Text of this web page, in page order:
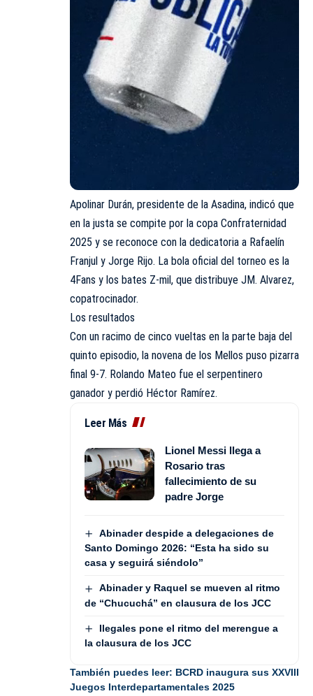
Apolinar Durán, presidente de la Asadina, indicó que
en la justa se compite por la copa Confraternidad
2025 y se reconoce con la dedicatoria a Rafaelín
Franjul y Jorge Rijo. La bola oficial del torneo es la
4Fans y los bates Z-mil, que distribuye JM. Alvarez,
copatrocinador.
Los resultados
Con un racimo de cinco vueltas en la parte baja del
quinto episodio, la novena de los Mellos puso pizarra
final 9-7. Rolando Mateo fue el serpentinero
ganador y perdió Héctor Ramírez.
Leer Más
Lionel Messi llega a
Rosario tras
fallecimiento de su
padre Jorge
Abinader despide a delegaciones de
Santo Domingo 2026: “Esta ha sido su
casa y seguirá siéndolo”
Abinader y Raquel se mueven al ritmo
de “Chucuchá” en clausura de los JCC
Ilegales pone el ritmo del merengue a
la clausura de los JCC
También puedes leer: BCRD inaugura sus XXVIII
Juegos Interdepartamentales 2025